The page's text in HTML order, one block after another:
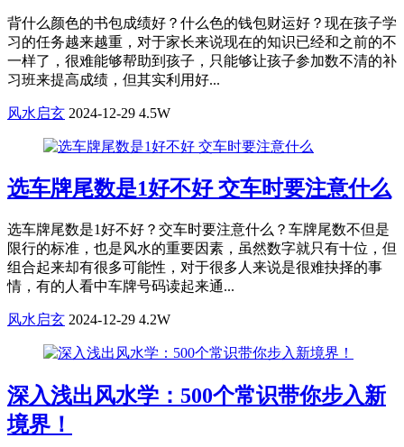
背什么颜色的书包成绩好？什么色的钱包财运好？现在孩子学
习的任务越来越重，对于家长来说现在的知识已经和之前的不
一样了，很难能够帮助到孩子，只能够让孩子参加数不清的补
习班来提高成绩，但其实利用好...
风水启玄 2024-12-29 4.5W
选车牌尾数是1好不好 交车时要注意什么
选车牌尾数是1好不好？交车时要注意什么？车牌尾数不但是
限行的标准，也是风水的重要因素，虽然数字就只有十位，但
组合起来却有很多可能性，对于很多人来说是很难抉择的事
情，有的人看中车牌号码读起来通...
风水启玄 2024-12-29 4.2W
深入浅出风水学：500个常识带你步入新
境界！